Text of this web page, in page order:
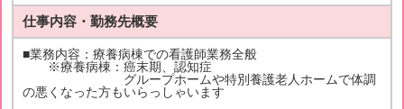
仕事内容・勤務先概要
■業務内容：療養病棟での看護師業務全般
※療養病棟：癌末期、認知症
グループホームや特別養護老人ホームで体調
の悪くなった方もいらっしゃいます